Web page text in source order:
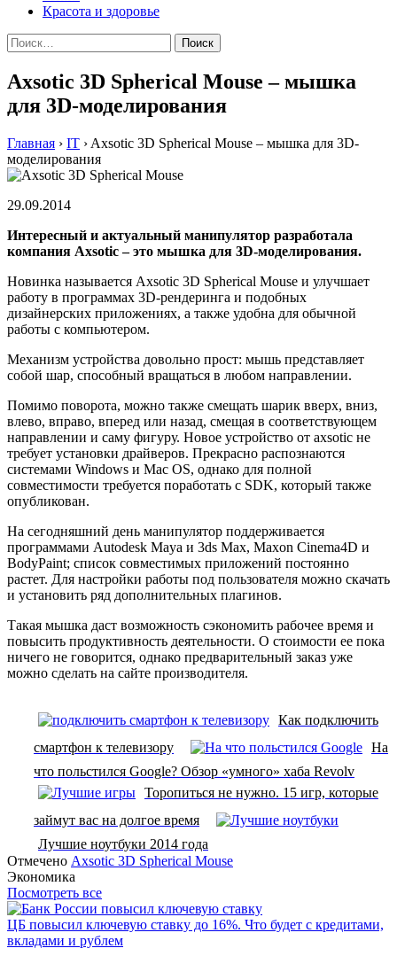
Красота и здоровье
Найти:
Axsotic 3D Spherical Mouse – мышка
для 3D-моделирования
Главная › IT › Axsotic 3D Spherical Mouse – мышка для 3D-
моделирования
29.09.2014
Интересный и актуальный манипулятор разработала
компания Axsotic – это мышка для 3D-моделирования.
Новинка называется Axsotic 3D Spherical Mouse и улучшает
работу в программах 3D-рендеринга и подобных
дизайнерских приложениях, а также удобна для обычной
работы с компьютером.
Механизм устройства довольно прост: мышь представляет
собой шар, способный вращаться в любом направлении.
Помимо поворота, можно также смещать шарик вверх, вниз,
влево, вправо, вперед или назад, смещая в соответствующем
направлении и саму фигуру. Новое устройство от axsotic не
требует установки драйверов. Прекрасно распознаются
системами Windows и Mac OS, однако для полной
совместимости требуется поработать с SDK, который также
опубликован.
На сегодняшний день манипулятор поддерживается
программами Autodesk Maya и 3ds Max, Maxon Cinema4D и
BodyPaint; список совместимых приложений постоянно
растет. Для настройки работы под пользователя можно скачать
и установить ряд дополнительных плагинов.
Такая мышка даст возможность сэкономить рабочее время и
повысить продуктивность деятельности. О стоимости ее пока
ничего не говорится, однако предварительный заказ уже
можно сделать на сайте производителя.
Как подключить
смартфон к телевизору
На
что польстился Google? Обзор «умного» хаба Revolv
Торопиться не нужно. 15 игр, которые
займут вас на долгое время
Лучшие ноутбуки 2014 года
Отмечено Axsotic 3D Spherical Mouse
Экономика
Посмотреть все
ЦБ повысил ключевую ставку до 16%. Что будет с кредитами,
вкладами и рублем